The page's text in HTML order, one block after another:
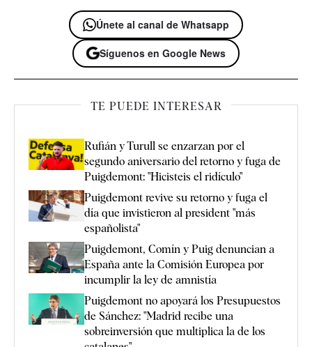
Únete al canal de Whatsapp
Síguenos en Google News
TE PUEDE INTERESAR
Rufián y Turull se enzarzan por el
segundo aniversario del retorno y fuga de
Puigdemont: "Hicisteis el ridículo"
Puigdemont revive su retorno y fuga el
día que invistieron al president "más
españolista"
Puigdemont, Comín y Puig denuncian a
España ante la Comisión Europea por
incumplir la ley de amnistía
Puigdemont no apoyará los Presupuestos
de Sánchez: "Madrid recibe una
sobreinversión que multiplica la de los